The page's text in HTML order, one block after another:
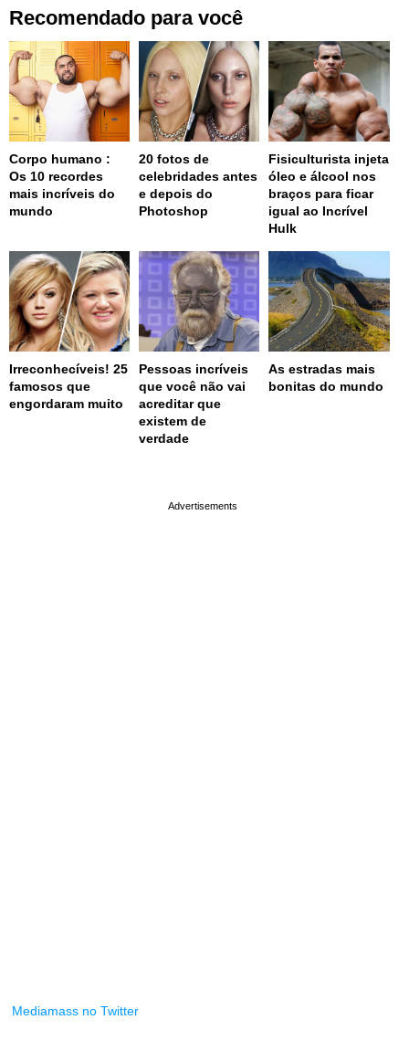
Recomendado para você
Corpo humano :
Os 10 recordes
mais incríveis do
mundo
20 fotos de
celebridades antes
e depois do
Photoshop
Fisiculturista injeta
óleo e álcool nos
braços para ficar
igual ao Incrível
Hulk
Irreconhecíveis! 25
famosos que
engordaram muito
Pessoas incríveis
que você não vai
acreditar que
existem de
verdade
As estradas mais
bonitas do mundo
Mediamass no Twitter